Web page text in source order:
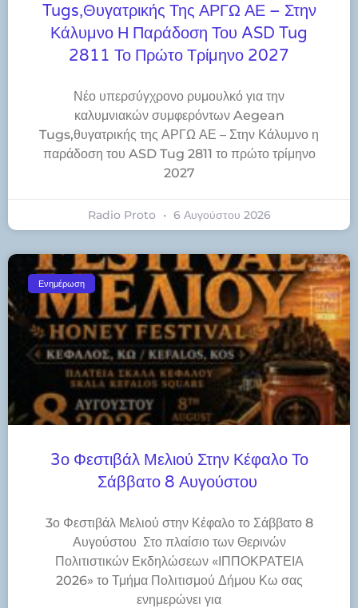
Tugs,θυγατρικής Της ΑΡΓΩ ΑΕ – Στην
Κάλυμνο Η Παράδοση Του ASD Tug
2811 Το Πρώτο Τρίμηνο 2027
Νέο υπερσύγχρονο ρυμουλκό για την
καλυμνιακών συμφερόντων Aegean
Tugs,θυγατρικής της ΑΡΓΩ ΑΕ – Στην Κάλυμνο η
παράδοση του ASD Tug 2811 το πρώτο τρίμηνο
2027
Radio Proto 6 Αυγούστου 2026
Ενημέρωση
3ο Φεστιβάλ Μελιού Στην Κέφαλο Το
Σάββατο 8 Αυγούστου
3ο Φεστιβάλ Μελιού στην Κέφαλο το Σάββατο 8
Αυγούστου Στο πλαίσιο των Θερινών
Πολιτιστικών Εκδηλώσεων «ΙΠΠΟΚΡΑΤΕΙΑ
2026» το Τμήμα Πολιτισμού Δήμου Κω σας
ενημερώνει για